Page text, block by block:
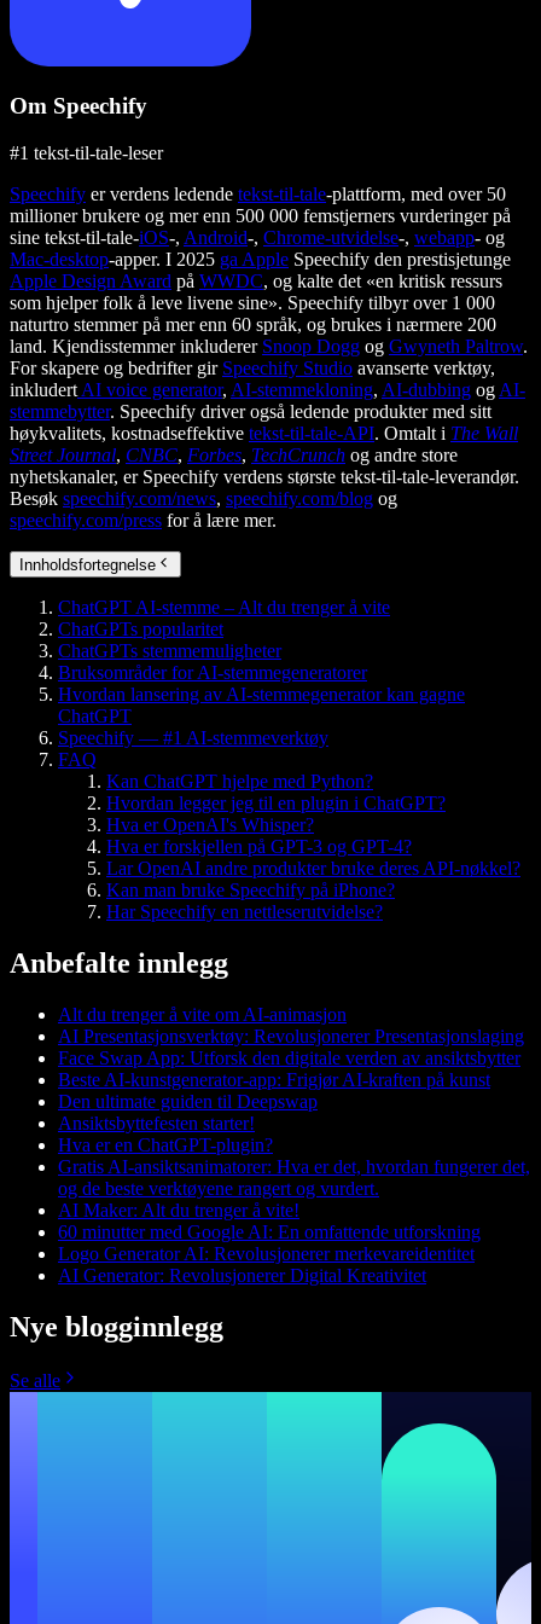
Om Speechify
#1 tekst-til-tale-leser
Speechify er verdens ledende tekst-til-tale-plattform, med over 50
millioner brukere og mer enn 500 000 femstjerners vurderinger på
sine tekst-til-tale-iOS-, Android-, Chrome-utvidelse-, webapp- og
Mac-desktop-apper. I 2025 ga Apple Speechify den prestisjetunge
Apple Design Award på WWDC, og kalte det «en kritisk ressurs
som hjelper folk å leve livene sine». Speechify tilbyr over 1 000
naturtro stemmer på mer enn 60 språk, og brukes i nærmere 200
land. Kjendisstemmer inkluderer Snoop Dogg og Gwyneth Paltrow.
For skapere og bedrifter gir Speechify Studio avanserte verktøy,
inkludert AI voice generator, AI-stemmekloning, AI-dubbing og AI-
stemmebytter. Speechify driver også ledende produkter med sitt
høykvalitets, kostnadseffektive tekst-til-tale-API. Omtalt i The Wall
Street Journal, CNBC, Forbes, TechCrunch og andre store
nyhetskanaler, er Speechify verdens største tekst-til-tale-leverandør.
Besøk speechify.com/news, speechify.com/blog og
speechify.com/press for å lære mer.
Innholdsfortegnelse
ChatGPT AI-stemme – Alt du trenger å vite
ChatGPTs popularitet
ChatGPTs stemmemuligheter
Bruksområder for AI-stemmegeneratorer
Hvordan lansering av AI-stemmegenerator kan gagne
ChatGPT
Speechify — #1 AI-stemmeverktøy
FAQ
Kan ChatGPT hjelpe med Python?
Hvordan legger jeg til en plugin i ChatGPT?
Hva er OpenAI's Whisper?
Hva er forskjellen på GPT-3 og GPT-4?
Lar OpenAI andre produkter bruke deres API-nøkkel?
Kan man bruke Speechify på iPhone?
Har Speechify en nettleserutvidelse?
Anbefalte innlegg
Alt du trenger å vite om AI-animasjon
AI Presentasjonsverktøy: Revolusjonerer Presentasjonslaging
Face Swap App: Utforsk den digitale verden av ansiktsbytter
Beste AI-kunstgenerator-app: Frigjør AI-kraften på kunst
Den ultimate guiden til Deepswap
Ansiktsbyttefesten starter!
Hva er en ChatGPT-plugin?
Gratis AI-ansiktsanimatorer: Hva er det, hvordan fungerer det,
og de beste verktøyene rangert og vurdert.
AI Maker: Alt du trenger å vite!
60 minutter med Google AI: En omfattende utforskning
Logo Generator AI: Revolusjonerer merkevareidentitet
AI Generator: Revolusjonerer Digital Kreativitet
Nye blogginnlegg
Se alle